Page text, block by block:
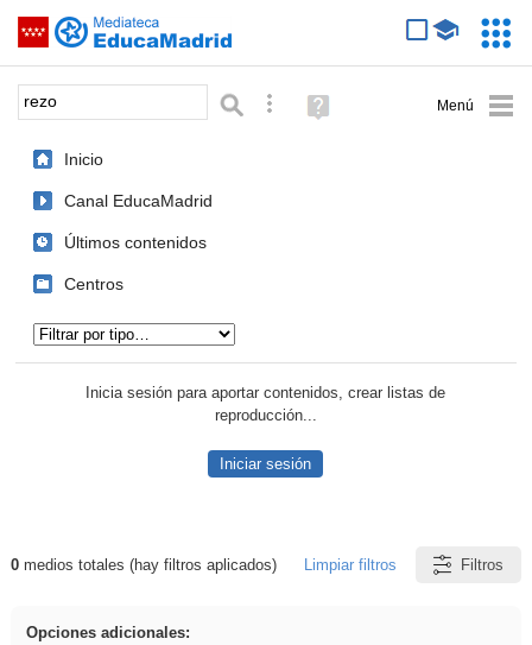
Saltar navegación
Palabra o frase: Búsqueda avanzada
Ayuda
(en
Inicio
Canal EducaMadrid
Últimos contenidos
Centros
Inicia sesión para aportar contenidos, crear listas de
reproducción...
Iniciar sesión
Resultados de: rezo
0medios totales (hay filtros aplicados) Limpiar filtros Filtros
Opciones adicionales: